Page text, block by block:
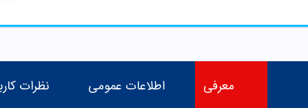
معرفی اطلاعات عمومی نظرات